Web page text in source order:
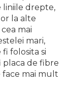
liniile drepte,
la alte
mai
mari,
folosita si
de fibre
face mai mult